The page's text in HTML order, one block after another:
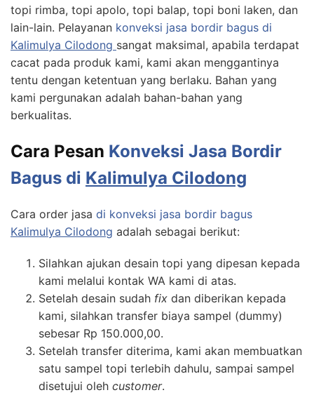
topi rimba, topi apolo, topi balap, topi boni laken, dan
lain-lain. Pelayanan konveksi jasa bordir bagus di
Kalimulya Cilodong sangat maksimal, apabila terdapat
cacat pada produk kami, kami akan menggantinya
tentu dengan ketentuan yang berlaku. Bahan yang
kami pergunakan adalah bahan-bahan yang
berkualitas.
Cara Pesan Konveksi Jasa Bordir
Bagus di Kalimulya Cilodong
Cara order jasa di konveksi jasa bordir bagus
Kalimulya Cilodong adalah sebagai berikut:
Silahkan ajukan desain topi yang dipesan kepada
kami melalui kontak WA kami di atas.
Setelah desain sudah fix dan diberikan kepada
kami, silahkan transfer biaya sampel (dummy)
sebesar Rp 150.000,00.
Setelah transfer diterima, kami akan membuatkan
satu sampel topi terlebih dahulu, sampai sampel
disetujui oleh customer.